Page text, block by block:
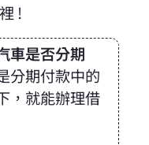
!
車是否分期
分期付款中的
，就能辦理借